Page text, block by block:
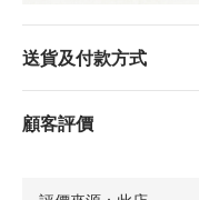
送貨及付款方式
顧客評價